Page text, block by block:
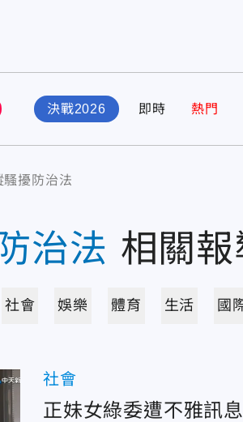
決戰2026 即時 熱門
騷擾防治法
治法 相關報
社會 娛樂 體育 生活 國
社會
正妹女綠委遭不雅訊